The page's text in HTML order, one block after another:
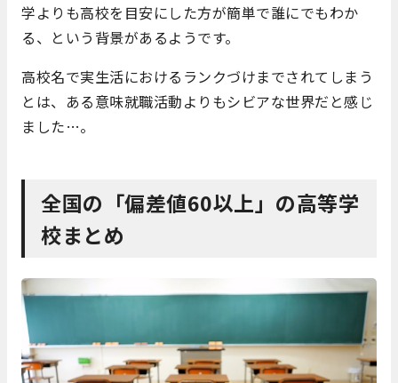
学よりも高校を目安にした方が簡単で誰にでもわか
る、という背景があるようです。
高校名で実生活におけるランクづけまでされてしまう
とは、ある意味就職活動よりもシビアな世界だと感じ
ました…。
全国の「偏差値60以上」の高等学
校まとめ